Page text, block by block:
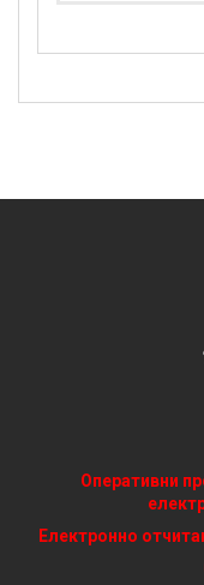
Оперативни
Електронно